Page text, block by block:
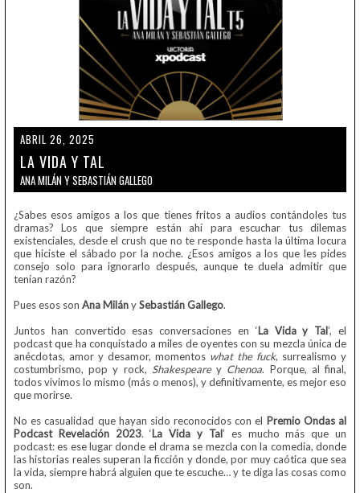
ABRIL 26, 2025
LA VIDA Y TAL
ANA MILÁN Y SEBASTIÁN GALLEGO
¿Sabes esos amigos a los que tienes fritos a audios contándoles tus
dramas? Los que siempre están ahí para escuchar tus dilemas
existenciales, desde el crush que no te responde hasta la última locura
que hiciste el sábado por la noche. ¿Esos amigos a los que les pides
consejo solo para ignorarlo después, aunque te duela admitir que
tenían razón?
Pues esos son Ana MilánySebastián Gallego.
Juntos han convertido esas conversaciones en ‘La Vida y Tal’, el
podcast que ha conquistado a miles de oyentes con su mezcla única de
anécdotas, amor y desamor, momentos what the fuck, surrealismo y
costumbrismo, pop y rock, Shakespearey Chenoa. Porque, al final,
todos vivimos lo mismo (más o menos), y definitivamente, es mejor eso
que morirse.
No es casualidad que hayan sido reconocidos con el Premio Ondas al
Podcast Revelación 2023. ‘La Vida y Tal’ es mucho más que un
podcast: es ese lugar donde el drama se mezcla con la comedia, donde
las historias reales superan la ficción y donde, por muy caótica que sea
la vida, siempre habrá alguien que te escuche… y te diga las cosas como
son.